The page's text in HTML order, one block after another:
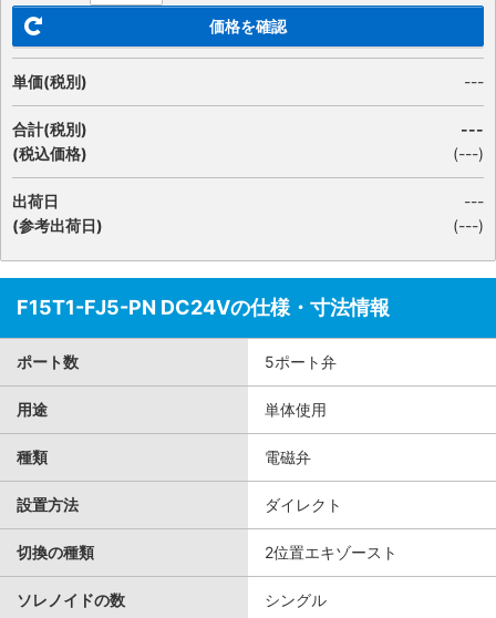
価格を確認
単価(税別) ---
合計(税別)
(税込価格)
---
(---)
出荷日
(参考出荷日)
---
(---)
F15T1-FJ5-PN DC24Vの仕様・寸法情報
ポート数 5ポート弁
用途 単体使用
種類 電磁弁
設置方法 ダイレクト
切換の種類 2位置エキゾースト
ソレノイドの数 シングル